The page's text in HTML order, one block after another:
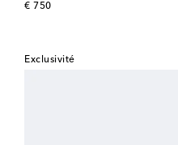
€ 750
original price
Exclusivité